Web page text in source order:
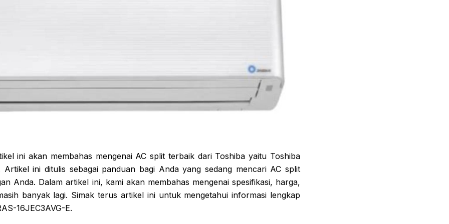
ini akan membahas mengenai AC split terbaik dari Toshiba yaitu Toshiba
Artikel ini ditulis sebagai panduan bagi Anda yang sedang mencari AC split
Anda. Dalam artikel ini, kami akan membahas mengenai spesifikasi, harga,
banyak lagi. Simak terus artikel ini untuk mengetahui informasi lengkap
16JEC3AVG-E.